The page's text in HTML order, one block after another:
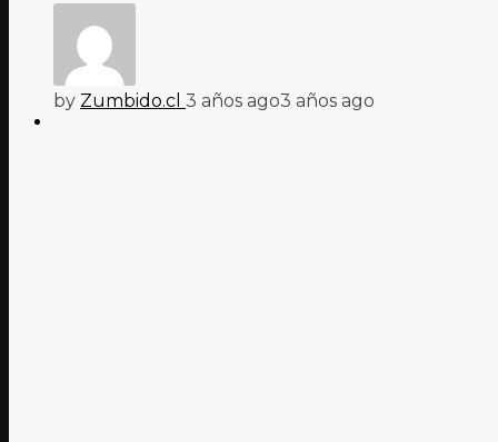
by Zumbido.cl 3 años ago3 años ago